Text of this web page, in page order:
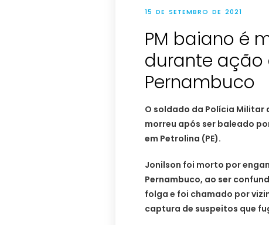
15 DE SETEMBRO DE 2021
PM baiano é
durante ação
Pernambuco
O soldado da Polícia Militar
morreu após ser baleado
em Petrolina (PE).
Jonilson foi morto por
Pernambuco, ao ser
folga e foi chamado por
captura de suspeitos que